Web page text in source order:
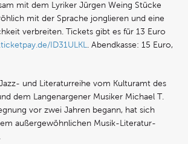
mit dem Lyriker Jürgen Weing Stücke
mit der Sprache jonglieren und eine
verbreiten. Tickets gibt es für 13 Euro
ID31ULKL. Abendkasse: 15 Euro,
und Literaturreihe vom Kulturamt des
dem Langenargener Musiker Michael T.
vor zwei Jahren begann, hat sich
außergewöhnlichen Musik-Literatur-